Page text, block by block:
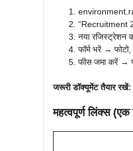
“Recruitment
नया रजिस्ट्रेशन
फॉर्म भरें →
फीस जमा करें →
जरूरी डॉक्यूमेंट तैयार रखें:
महत्वपूर्ण लिंक्स